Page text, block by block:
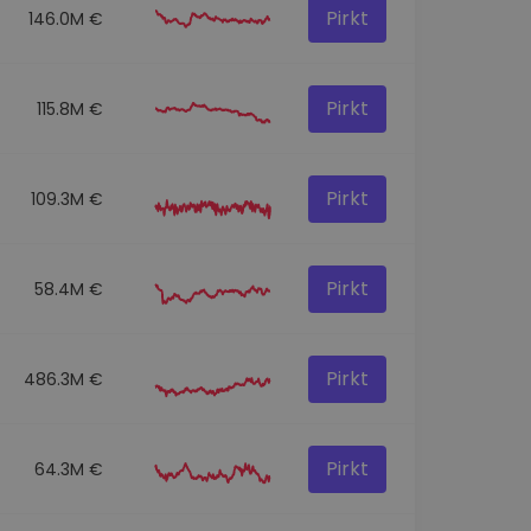
146.0M € Pirkt
115.8M € Pirkt
109.3M € Pirkt
58.4M € Pirkt
486.3M € Pirkt
64.3M € Pirkt